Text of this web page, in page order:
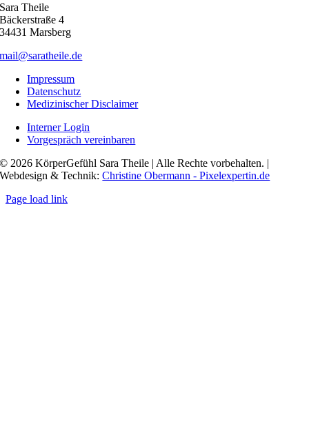
Sara Theile
Bäckerstraße 4
34431 Marsberg
mail@saratheile.de
Impressum
Datenschutz
Medizinischer Disclaimer
Interner Login
Vorgespräch vereinbaren
© 2026 KörperGefühl Sara Theile | Alle Rechte vorbehalten. |
Webdesign & Technik:Christine Obermann - Pixelexpertin.de
Page load link